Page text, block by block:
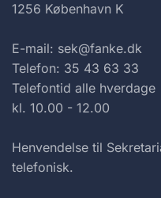
1256 København K
E-mail: sek@fanke.dk
Telefon: 35 43 63 33
Telefontid alle hverdage
kl. 10.00 - 12.00
Henvendelse til
telefonisk.